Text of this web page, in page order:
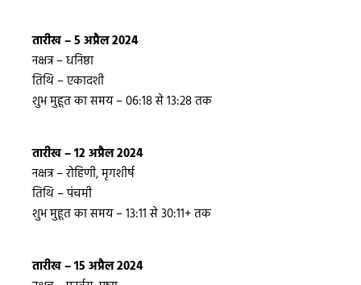
तारीख – 5 अप्रैल 2024
नक्षत्र – धनिष्ठा
तिथि – एकादशी
शुभ मुहूत का समय – 06:18 से 13:28 तक
तारीख – 12 अप्रैल 2024
नक्षत्र – रोहिणी, मृगशीर्ष
तिथि – पंचमी
शुभ मुहूत का समय – 13:11 से 30:11+ तक
तारीख – 15 अप्रैल 2024